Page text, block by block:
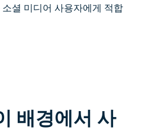
셜 미디어 사용자에게 적합
배경에서 사